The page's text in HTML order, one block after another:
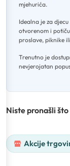
mjehurića.
Idealna je za
otvorenom i
proslave, piknike
Trenutno je
nevjerojatan
Niste pronašli
Akcije